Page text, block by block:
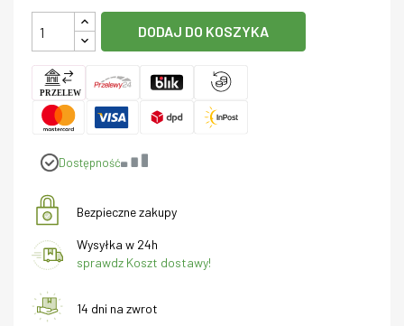
DODAJ DO KOSZYKA
Dostępność
Bezpieczne zakupy
Wysyłka w 24h
sprawdz Koszt dostawy!
14 dni na zwrot